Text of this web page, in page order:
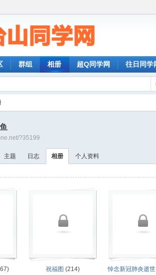
群组 相册 超Q同学网 往日同学
?35199
主题 日志 相册 个人资料
祝福图 (214)
悼念新冠肺炎逝